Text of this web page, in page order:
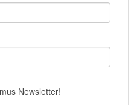
Newsletter!